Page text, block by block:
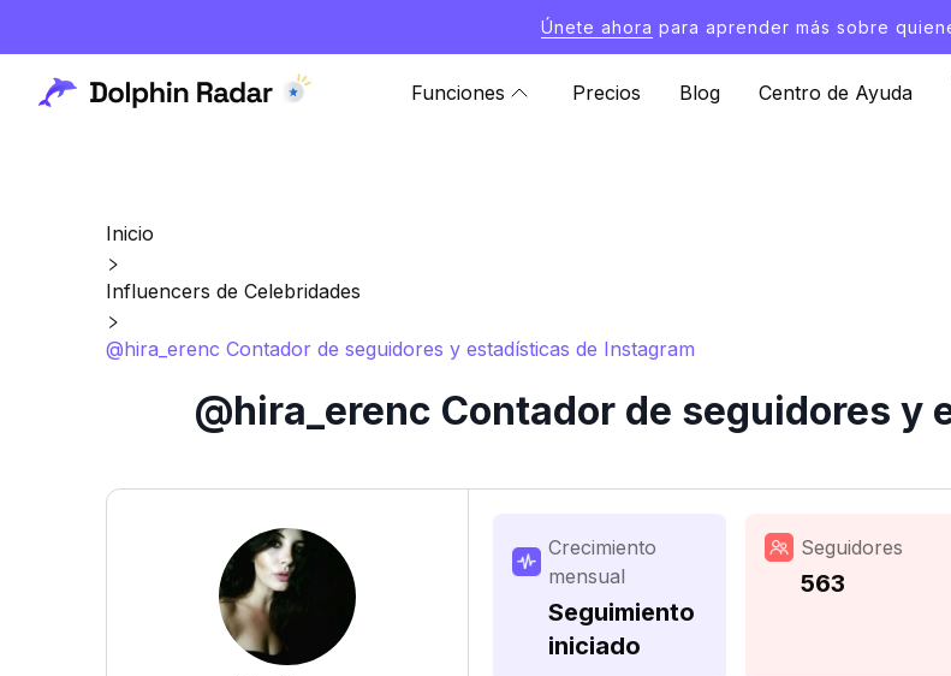
Únete ahora para aprender más sobre
Funciones Precios Blog Centro de Ayuda
Inicio
Influencers de Celebridades
@hira_erenc Contador de seguidores y estadísticas de Instagram
@hira_erenc Contador de seguidores y
Crecimiento
mensual
Seguimiento
iniciado
Seguidores
563